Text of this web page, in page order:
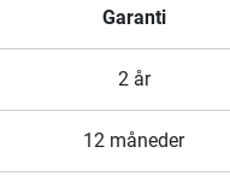
Garanti
2 år
12 måneder